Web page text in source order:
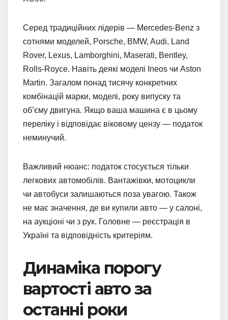
Серед традиційних лідерів — Mercedes-Benz з
сотнями моделей, Porsche, BMW, Audi, Land
Rover, Lexus, Lamborghini, Maserati, Bentley,
Rolls-Royce. Навіть деякі моделі Ineos чи Aston
Martin. Загалом понад тисячу конкретних
комбінацій марки, моделі, року випуску та
об’єму двигуна. Якщо ваша машина є в цьому
переліку і відповідає віковому цензу — податок
неминучий.
Важливий нюанс: податок стосується тільки
легкових автомобілів. Вантажівки, мотоцикли
чи автобуси залишаються поза увагою. Також
не має значення, де ви купили авто — у салоні,
на аукціоні чи з рук. Головне — реєстрація в
Україні та відповідність критеріям.
Динаміка порогу
вартості авто за
останні роки